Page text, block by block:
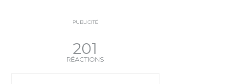
PUBLICITÉ
201
RÉACTIONS